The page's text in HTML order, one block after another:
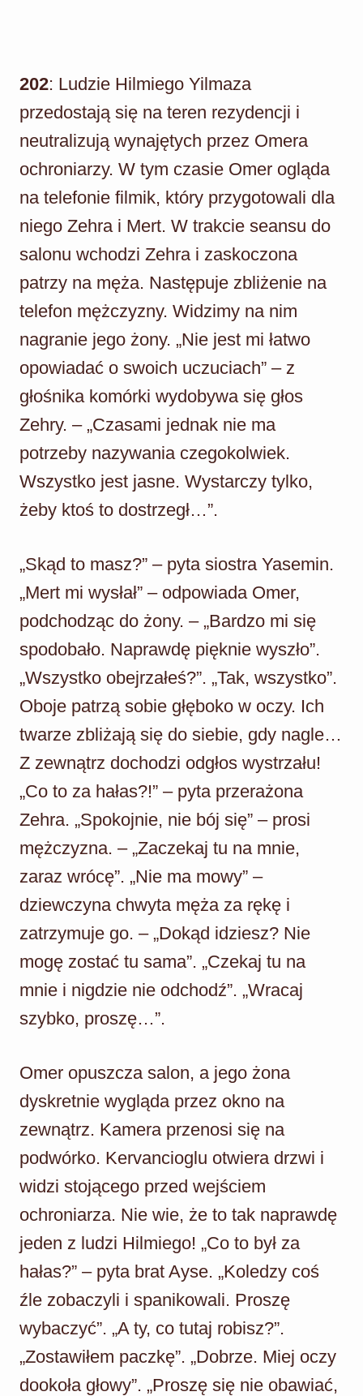
202: Ludzie Hilmiego Yilmaza
przedostają się na teren rezydencji i
neutralizują wynajętych przez Omera
ochroniarzy. W tym czasie Omer ogląda
na telefonie filmik, który przygotowali dla
niego Zehra i Mert. W trakcie seansu do
salonu wchodzi Zehra i zaskoczona
patrzy na męża. Następuje zbliżenie na
telefon mężczyzny. Widzimy na nim
nagranie jego żony. „Nie jest mi łatwo
opowiadać o swoich uczuciach” – z
głośnika komórki wydobywa się głos
Zehry. – „Czasami jednak nie ma
potrzeby nazywania czegokolwiek.
Wszystko jest jasne. Wystarczy tylko,
żeby ktoś to dostrzegł…”.
„Skąd to masz?” – pyta siostra Yasemin.
„Mert mi wysłał” – odpowiada Omer,
podchodząc do żony. – „Bardzo mi się
spodobało. Naprawdę pięknie wyszło”.
„Wszystko obejrzałeś?”. „Tak, wszystko”.
Oboje patrzą sobie głęboko w oczy. Ich
twarze zbliżają się do siebie, gdy nagle…
Z zewnątrz dochodzi odgłos wystrzału!
„Co to za hałas?!” – pyta przerażona
Zehra. „Spokojnie, nie bój się” – prosi
mężczyzna. – „Zaczekaj tu na mnie,
zaraz wrócę”. „Nie ma mowy” –
dziewczyna chwyta męża za rękę i
zatrzymuje go. – „Dokąd idziesz? Nie
mogę zostać tu sama”. „Czekaj tu na
mnie i nigdzie nie odchodź”. „Wracaj
szybko, proszę…”.
Omer opuszcza salon, a jego żona
dyskretnie wygląda przez okno na
zewnątrz. Kamera przenosi się na
podwórko. Kervancioglu otwiera drzwi i
widzi stojącego przed wejściem
ochroniarza. Nie wie, że to tak naprawdę
jeden z ludzi Hilmiego! „Co to był za
hałas?” – pyta brat Ayse. „Koledzy coś
źle zobaczyli i spanikowali. Proszę
wybaczyć”. „A ty, co tutaj robisz?”.
„Zostawiłem paczkę”. „Dobrze. Miej oczy
dookoła głowy”. „Proszę się nie obawiać,